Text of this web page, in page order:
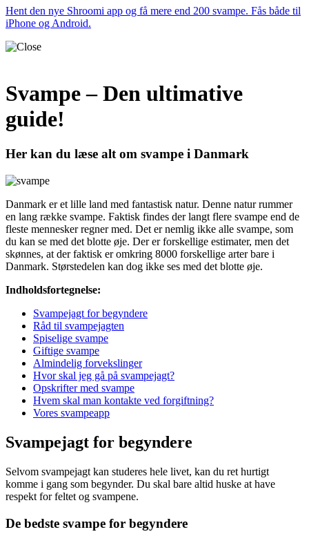
Hent den nye Shroomi app og få mere end 200 svampe. Fås både til
iPhone og Android.
Svampe – Den ultimative
guide!
Her kan du læse alt om svampe i Danmark
Danmark er et lille land med fantastisk natur. Denne natur rummer
en lang række svampe. Faktisk findes der langt flere svampe end de
fleste mennesker regner med. Det er nemlig ikke alle svampe, som
du kan se med det blotte øje. Der er forskellige estimater, men det
skønnes, at der faktisk er omkring 8000 forskellige arter bare i
Danmark. Størstedelen kan dog ikke ses med det blotte øje.
Indholdsfortegnelse:
Svampejagt for begyndere
Råd til svampejagten
Spiselige svampe
Giftige svampe
Almindelig forvekslinger
Hvor skal jeg gå på svampejagt?
Opskrifter med svampe
Hvem skal man kontakte ved forgiftning?
Vores svampeapp
Svampejagt for begyndere
Selvom svampejagt kan studeres hele livet, kan du ret hurtigt
komme i gang som begynder. Du skal bare altid huske at have
respekt for feltet og svampene.
De bedste svampe for begyndere